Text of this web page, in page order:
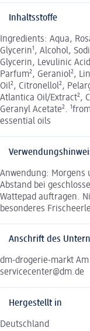
Inhaltsstoffe
Ingredients: Aqua,
Glycerin¹, Alcohol,
Glycerin, Levulinic
Parfum², Geraniol²,
Oil², Citronellol²,
Atlantica Oil/Extract²,
Geranyl Acetate².
essential oils
Anwendung: Morgens
Abstand bei
Wattepad auftragen.
besonderes
Anschrift des
dm-drogerie-markt Am
servicecenter@dm.de
Hergestellt in
Deutschland